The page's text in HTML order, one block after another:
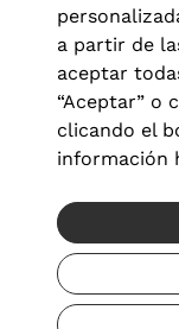
Aviso legal|
a partir de
aceptar
“Aceptar” o
clicando el
información